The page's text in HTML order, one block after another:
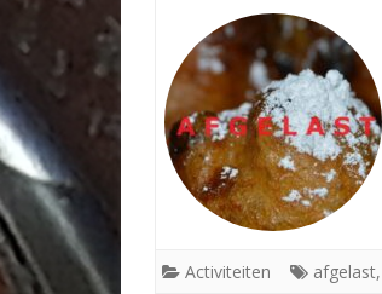
Activiteiten afgelast,